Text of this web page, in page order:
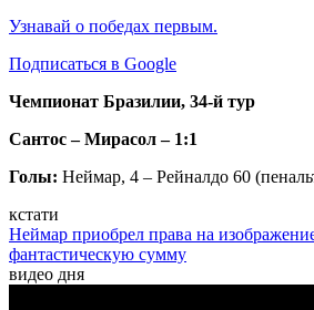
Узнавай о победах первым.
Подписаться в Google
Чемпионат Бразилии, 34-й тур
Сантос – Мирасол – 1:1
Голы: Неймар, 4 – Рейналдо 60
кстати
Неймар приобрел права на
фантастическую сумму
видео дня